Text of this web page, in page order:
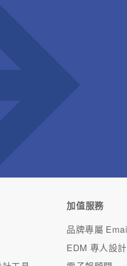
4300% ，只要透過專業發
加值服務
品牌專屬
EDM 專人設計